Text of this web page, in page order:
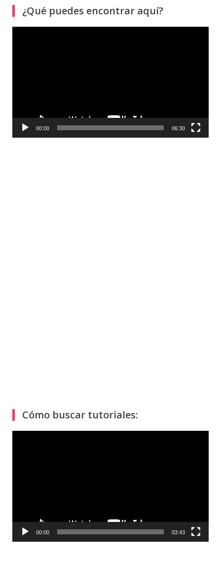
¿Qué puedes encontrar aquí?
00:00 06:30
Cómo buscar tutoriales:
00:00 03:43